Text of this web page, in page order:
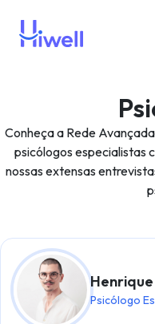
Conheça a Rede
psicólogos especialistas
nossas extensas
Psicólogo